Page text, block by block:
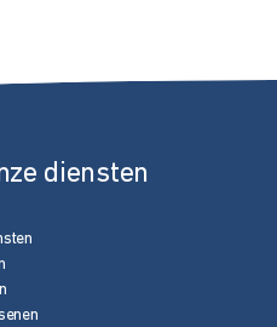
diensten